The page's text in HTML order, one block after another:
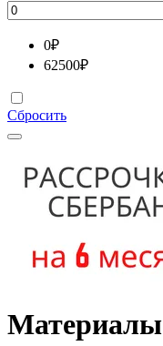
0₽
62500₽
Сбросить
Материалы